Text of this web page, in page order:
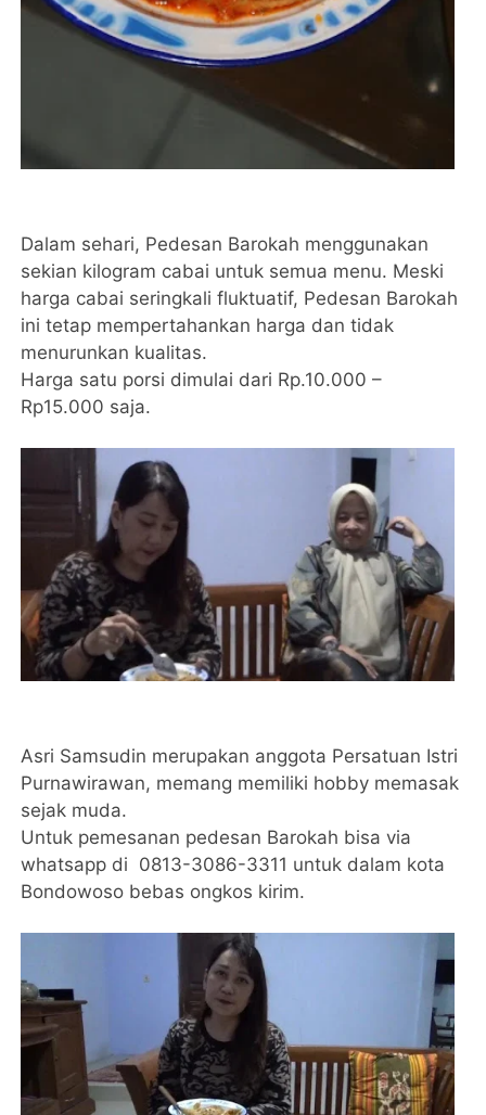
Dalam sehari, Pedesan Barokah menggunakan
sekian kilogram cabai untuk semua menu. Meski
harga cabai seringkali fluktuatif, Pedesan Barokah
ini tetap mempertahankan harga dan tidak
menurunkan kualitas.
Harga satu porsi dimulai dari Rp.10.000 –
Rp15.000 saja.
Asri Samsudin merupakan anggota Persatuan Istri
Purnawirawan, memang memiliki hobby memasak
sejak muda.
Untuk pemesanan pedesan Barokah bisa via
whatsapp di 0813-3086-3311 untuk dalam kota
Bondowoso bebas ongkos kirim.